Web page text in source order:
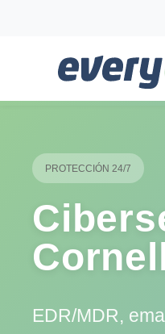
PROTECCIÓN 24/7
EDR/MDR,